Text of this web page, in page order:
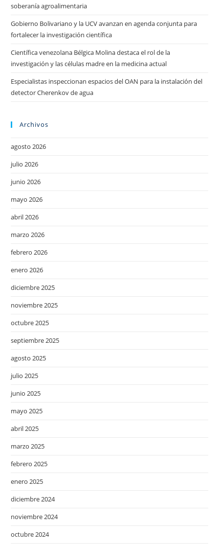
soberanía agroalimentaria
Gobierno Bolivariano y la UCV avanzan en agenda conjunta para
fortalecer la investigación científica
Científica venezolana Bélgica Molina destaca el rol de la
investigación y las células madre en la medicina actual
Especialistas inspeccionan espacios del OAN para la instalación del
detector Cherenkov de agua
Archivos
agosto 2026
julio 2026
junio 2026
mayo 2026
abril 2026
marzo 2026
febrero 2026
enero 2026
diciembre 2025
noviembre 2025
octubre 2025
septiembre 2025
agosto 2025
julio 2025
junio 2025
mayo 2025
abril 2025
marzo 2025
febrero 2025
enero 2025
diciembre 2024
noviembre 2024
octubre 2024